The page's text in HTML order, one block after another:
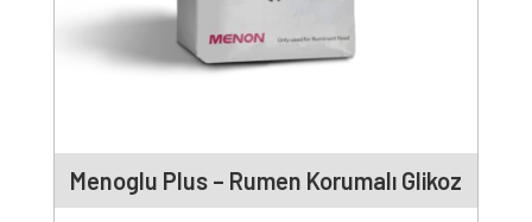
Menoglu Plus – Rumen Korumalı Glikoz